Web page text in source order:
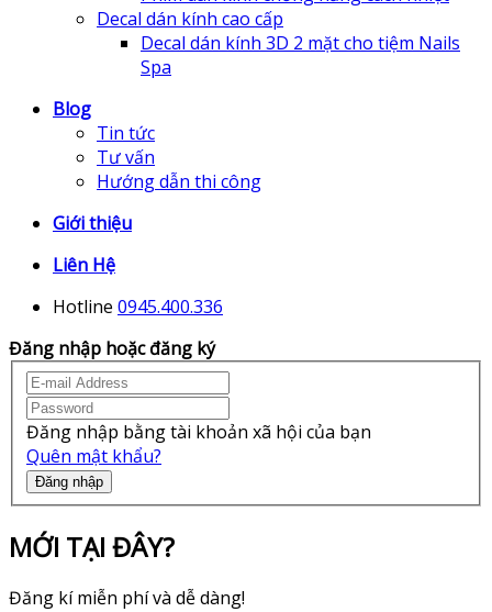
Decal dán kính cao cấp
Decal dán kính 3D 2 mặt cho tiệm Nails
Spa
Blog
Tin tức
Tư vấn
Hướng dẫn thi công
Giới thiệu
Liên Hệ
Hotline 0945.400.336
Đăng nhập hoặc đăng ký
Đăng nhập bằng tài khoản xã hội của bạn
Quên mật khẩu?
Đăng nhập
MỚI TẠI ĐÂY?
Đăng kí miễn phí và dễ dàng!